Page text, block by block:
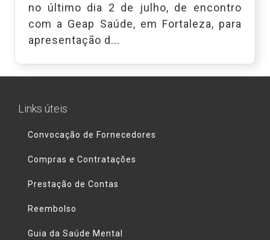
no último dia 2 de julho, de encontro
com a Geap Saúde, em Fortaleza, para
apresentação d...
Links úteis
Convocação de Fornecedores
Compras e Contratações
Prestação de Contas
Reembolso
Guia da Saúde Mental